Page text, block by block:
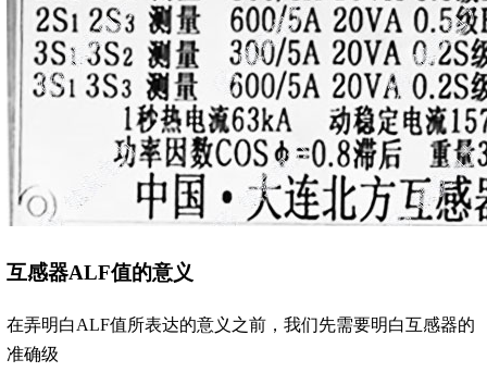
互感器ALF值的意义
在弄明白ALF值所表达的意义之前，我们先需要明白互感器的
准确级